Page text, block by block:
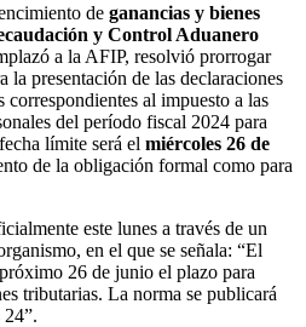
de ganancias y bienes
y Control Aduanero
a la AFIP, resolvió prorrogar
la presentación de las declaraciones
correspondientes al impuesto a las
del período fiscal 2024 para
límite será el miércoles 26 de
de la obligación formal como para
este lunes a través de un
en el que se señala: “El
26 de junio el plazo para
tributarias. La norma se publicará